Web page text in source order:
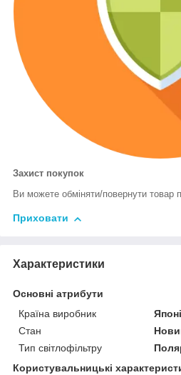
Захист покупок
Ви можете обміняти/повернути товар
Приховати
Характеристики
Основні атрибути
Країна виробник
Стан
Тип світлофільтру
Користувальницькі